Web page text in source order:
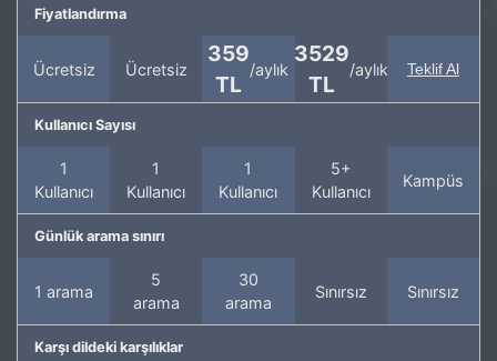
Fiyatlandırma
Ücretsiz Ücretsiz
359
TL
/aylık
3529
TL
/aylık Teklif Al
Kullanıcı Sayısı
1
Kullanıcı
1
Kullanıcı
1
Kullanıcı
5+
Kullanıcı
Kampüs
Günlük arama sınırı
1 arama
5
arama
30
arama
Sınırsız Sınırsız
Karşı dildeki karşılıklar